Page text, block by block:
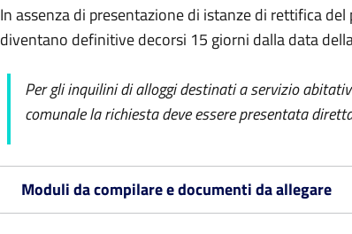
In assenza di presentazione di istanze di rettifica
diventano definitive decorsi 15 giorni dalla data
Per gli inquilini di alloggi destinati a servizio
comunale la richiesta deve essere presentata
Moduli da compilare e documenti da allegare